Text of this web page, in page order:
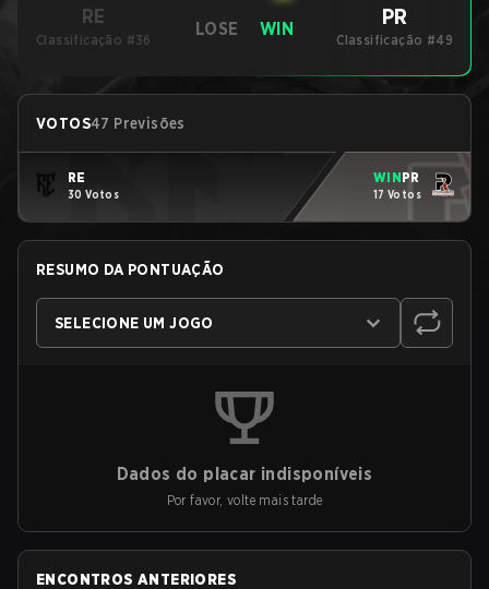
RE
Classificação #36
LOSE WIN PR
Classificação #49
VOTOS47 Previsões
RE
30 Votos
WINPR
17 Votos
RESUMO DA PONTUAÇÃO
SELECIONE UM JOGO
Dados do placar indisponíveis
Por favor, volte mais tarde
ENCONTROS ANTERIORES